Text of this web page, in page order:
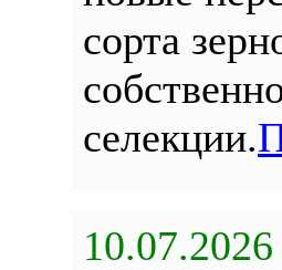
сорта
селекции.
10.07.2026